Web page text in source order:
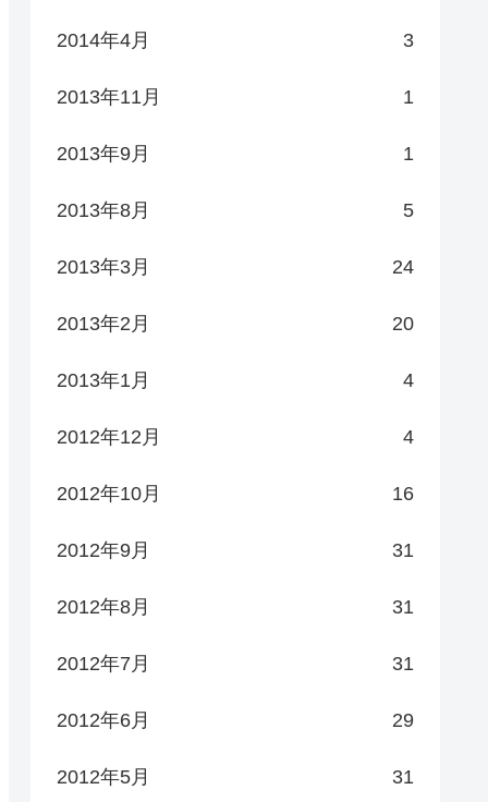
2014年4月 3
2013年11月 1
2013年9月 1
2013年8月 5
2013年3月 24
2013年2月 20
2013年1月 4
2012年12月 4
2012年10月 16
2012年9月 31
2012年8月 31
2012年7月 31
2012年6月 29
2012年5月 31